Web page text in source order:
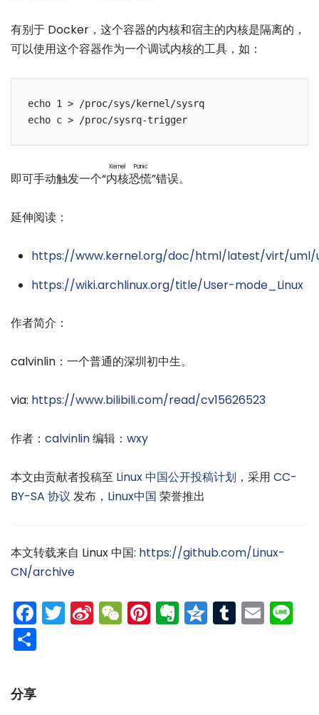
有别于 Docker，这个容器的内核和宿主的内核是隔离的，
可以使用这个容器作为一个调试内核的工具，如：
echo 1 > /proc/sys/kernel/sysrq
即可手动触发一个“内核恐慌
Kernel Panic
”错误。
延伸阅读：
https://www.kernel.org/doc/html/latest/virt/uml/
https://wiki.archlinux.org/title/User-mode_Linux
作者简介：
calvinlin：一个普通的深圳初中生。
via: https://www.bilibili.com/read/cv15626523
作者： calvinlin编辑： wxy
本文由贡献者投稿至 Linux 中国公开投稿计划 ，采用 CC-
BY-SA 协议 发布， Linux中国 荣誉推出
本文转载来自 Linux 中国: https://github.com/Linux-
CN/archive
Facebook
Twitter
Sina
Weibo
WeChat
Pinterest
Evernote
Qzone
Tumblr
分享